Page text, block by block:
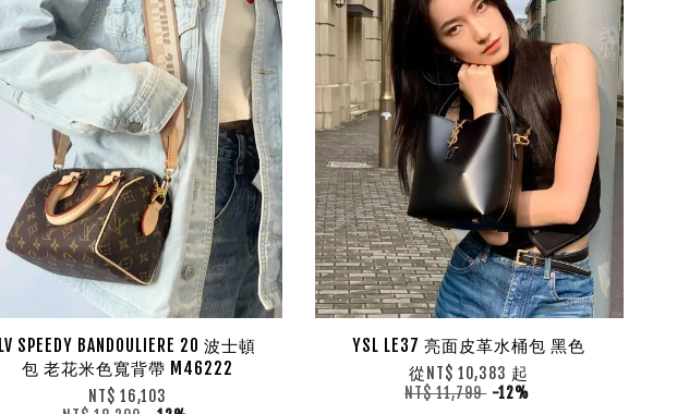
LV SPEEDY BANDOULIERE 20 波士頓
包 老花米色寬背帶 M46222
NT$ 16,103
YSL LE37 亮面皮革水桶包 黑色
從 NT$ 10,383 起
NT$ 11,799 -12%